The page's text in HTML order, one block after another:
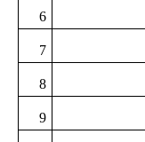
6
7
8
9